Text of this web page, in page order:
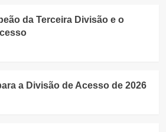
da Terceira Divisão e o
a Divisão de Acesso de 2026